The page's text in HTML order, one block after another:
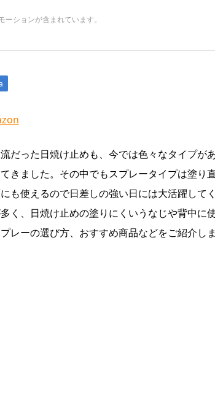
ションが含まれています。
だった日焼け止めも、今では色々なタイプが
きました。その中でもスプレータイプは塗り
も使えるので日差しの強い日には大活躍して
く、日焼け止めの塗りにくいうなじや背中に
レーの選び方、おすすめ商品などをご紹介しま